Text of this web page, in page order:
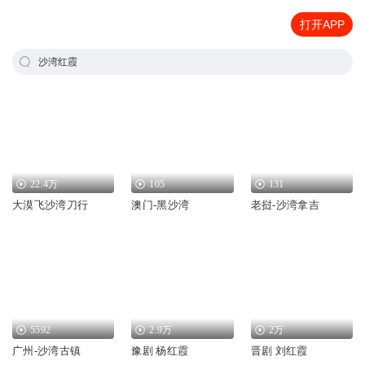
打开APP
沙湾红霞
22.4万
大漠飞沙湾刀行
105
澳门-黑沙湾
131
老挝-沙湾拿吉
5592
广州-沙湾古镇
2.9万
豫剧 杨红霞
2万
晋剧 刘红霞